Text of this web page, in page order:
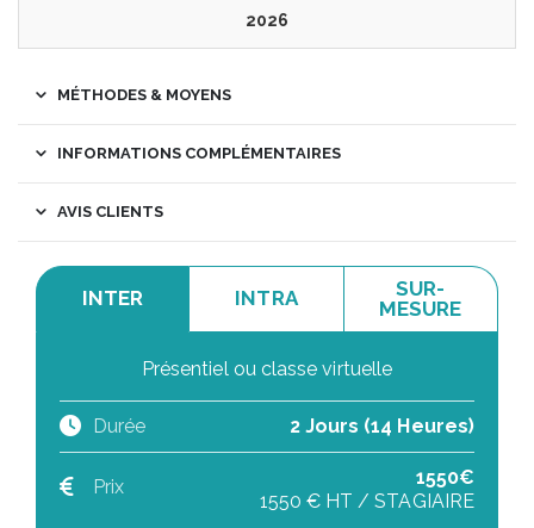
2026
MÉTHODES & MOYENS
INFORMATIONS COMPLÉMENTAIRES
AVIS CLIENTS
INTER INTRA
SUR-
MESURE
Présentiel ou classe virtuelle
Durée 2 Jours (14 Heures)
Prix
1550€
1550 € HT / STAGIAIRE